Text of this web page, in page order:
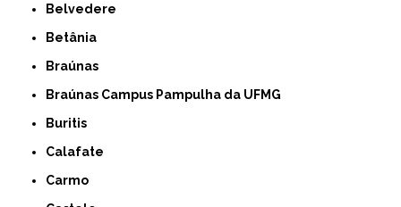
Belvedere
Betânia
Braúnas
Braúnas Campus Pampulha da UFMG
Buritis
Calafate
Carmo